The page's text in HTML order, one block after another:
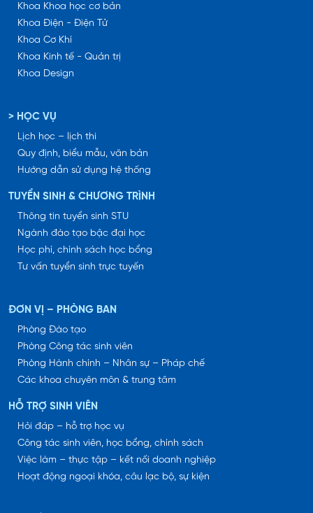
Khoa Khoa học cơ bản
Khoa Điện - Điện Tử
Khoa Cơ Khí
Khoa Kinh tế - Quản trị
Khoa Design
> HỌC VỤ
Lịch học – lịch thi
Quy định, biểu mẫu, văn bản
Hướng dẫn sử dụng hệ thống
TUYỂN SINH & CHƯƠNG TRÌNH
Thông tin tuyển sinh STU
Ngành đào tạo bậc đại học
Học phí, chính sách học bổng
Tư vấn tuyển sinh trực tuyến
ĐƠN VỊ – PHÒNG BAN
Phòng Đào tạo
Phòng Công tác sinh viên
Phòng Hành chính – Nhân sự – Pháp chế
Các khoa chuyên môn & trung tâm
HỖ TRỢ SINH VIÊN
Hỏi đáp – hỗ trợ học vụ
Công tác sinh viên, học bổng, chính sách
Việc làm – thực tập – kết nối doanh nghiệp
Hoạt động ngoại khóa, câu lạc bộ, sự kiện